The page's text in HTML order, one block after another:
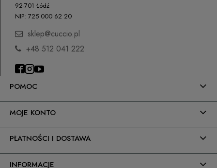
POMOC
MOJE KONTO
PŁATNOŚCI I DOSTAWA
INFORMACJE
92-701 Łódź
NIP: 725 000 62 20
sklep@cuccio.pl
+48 512 041 222